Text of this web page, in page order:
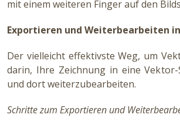
mit einem weiteren Finger auf den
Exportieren und Weiterbearbeiten
Der vielleicht effektivste Weg, um
darin, Ihre Zeichnung in eine
und dort weiterzubearbeiten.
Schritte zum Exportieren und